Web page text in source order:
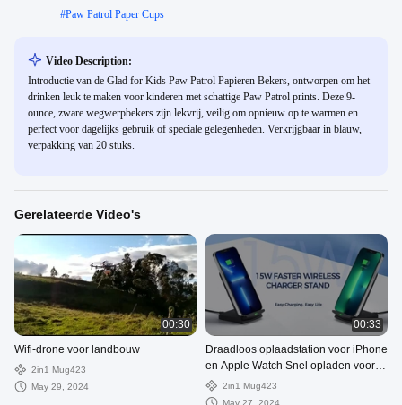
#Paw Patrol Paper Cups
Video Description:
Introductie van de Glad for Kids Paw Patrol Papieren Bekers, ontworpen om het
drinken leuk te maken voor kinderen met schattige Paw Patrol prints. Deze 9-
ounce, zware wegwerpbekers zijn lekvrij, veilig om opnieuw op te warmen en
perfect voor dagelijks gebruik of speciale gelegenheden. Verkrijgbaar in blauw,
verpakking van 20 stuks.
Gerelateerde Video's
00:30
Wifi-drone voor landbouw
2in1 Mug423
May 29, 2024
00:33
Draadloos oplaadstation voor iPhone
en Apple Watch Snel opladen voor
AirPods Pro 3 2
2in1 Mug423
May 27, 2024